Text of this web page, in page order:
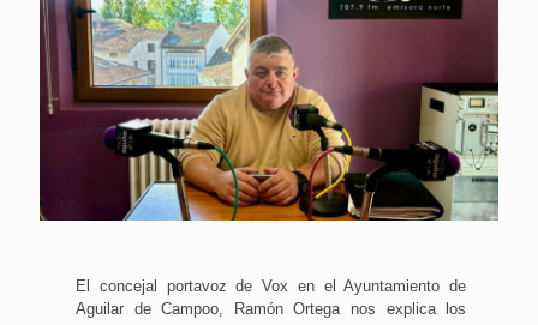
El concejal portavoz de Vox en el Ayuntamiento de
Aguilar de Campoo, Ramón Ortega nos explica los